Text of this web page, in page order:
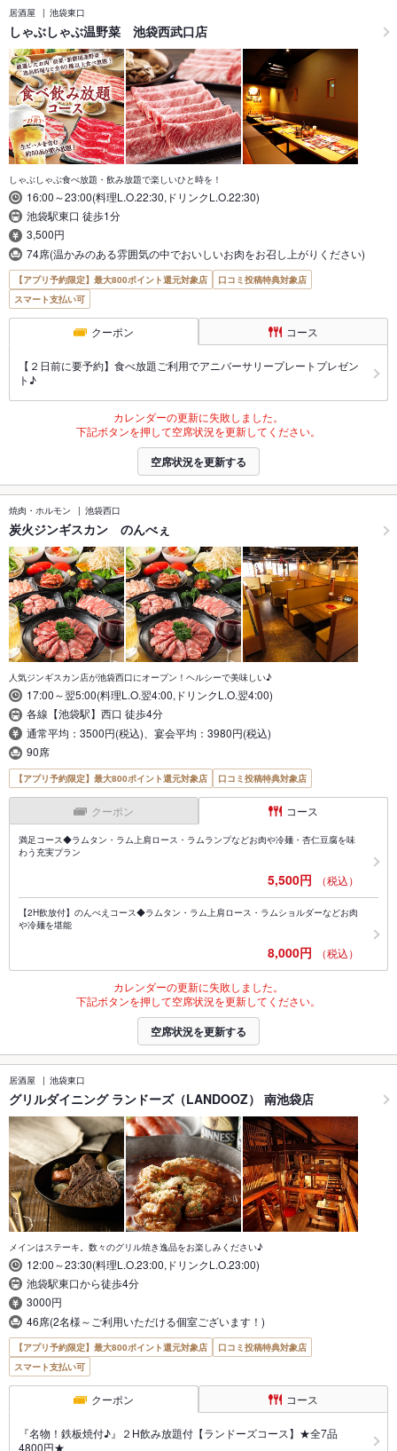
居酒屋 池袋東口
しゃぶしゃぶ温野菜 池袋西武口店
しゃぶしゃぶ食べ放題・飲み放題で楽しいひと時を！
16:00～23:00(料理L.O.22:30,ドリンクL.O.22:30)
池袋駅東口 徒歩1分
3,500円
74席(温かみのある雰囲気の中でおいしいお肉をお召し上がりください)
【アプリ予約限定】最大800ポイント還元対象店
口コミ投稿特典対象店
スマート支払い可
クーポン コース
【２日前に要予約】食べ放題ご利用でアニバーサリープレートプレゼン
ト♪
カレンダーの更新に失敗しました。
下記ボタンを押して空席状況を更新してください。
空席状況を更新する
焼肉・ホルモン 池袋西口
炭火ジンギスカン のんべぇ
人気ジンギスカン店が池袋西口にオープン！ヘルシーで美味しい♪
17:00～翌5:00(料理L.O.翌4:00,ドリンクL.O.翌4:00)
各線【池袋駅】西口 徒歩4分
通常平均：3500円(税込)、宴会平均：3980円(税込)
90席
【アプリ予約限定】最大800ポイント還元対象店 口コミ投稿特典対象店
クーポン コース
満足コース◆ラムタン・ラム上肩ロース・ラムランプなどお肉や冷麺・杏仁豆腐を味
わう充実プラン
5,500円 （税込）
【2H飲放付】のんべえコース◆ラムタン・ラム上肩ロース・ラムショルダーなどお肉
や冷麺を堪能
8,000円 （税込）
カレンダーの更新に失敗しました。
下記ボタンを押して空席状況を更新してください。
空席状況を更新する
居酒屋 池袋東口
グリルダイニング ランドーズ（LANDOOZ） 南池袋店
メインはステーキ。数々のグリル焼き逸品をお楽しみください♪
12:00～23:30(料理L.O.23:00,ドリンクL.O.23:00)
池袋駅東口から徒歩4分
3000円
46席(2名様～ご利用いただける個室ございます！)
【アプリ予約限定】最大800ポイント還元対象店
口コミ投稿特典対象店
スマート支払い可
クーポン コース
『名物！鉄板焼付♪』２H飲み放題付【ランドーズコース】★全7品
4800円★